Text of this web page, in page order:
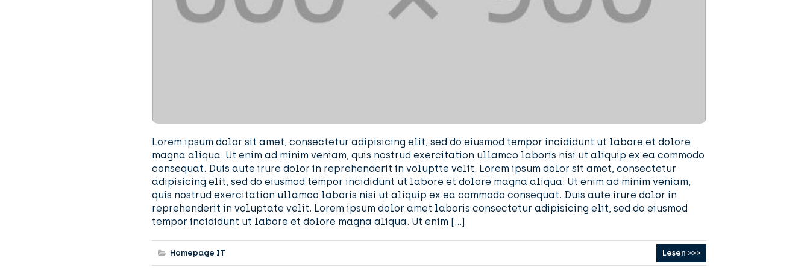
Lorem ipsum dolor sit amet, consectetur adipisicing elit, sed do eiusmod tempor incididunt ut labore et dolore
magna aliqua. Ut enim ad minim veniam, quis nostrud exercitation ullamco laboris nisi ut aliquip ex ea commodo
consequat. Duis aute irure dolor in reprehenderit in voluptte velit. Lorem ipsum dolor sit amet, consectetur
adipisicing elit, sed do eiusmod tempor incididunt ut labore et dolore magna aliqua. Ut enim ad minim veniam,
quis nostrud exercitation ullamco laboris nisi ut aliquip ex ea commodo consequat. Duis aute irure dolor in
reprehenderit in voluptate velit. Lorem ipsum dolor amet laboris consectetur adipisicing elit, sed do eiusmod
tempor incididunt ut labore et dolore magna aliqua. Ut enim […]
Homepage IT Lesen >>>